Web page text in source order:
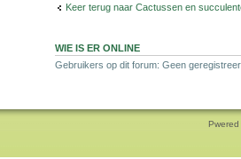
Keer terug naar Cactussen en
WIE IS ER ONLINE
Gebruikers op dit forum: Geen